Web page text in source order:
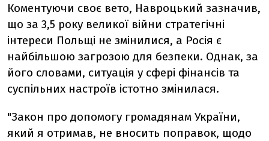
Коментуючи своє вето, Навроцький зазначив,
що за 3,5 року великої війни стратегічні
інтереси Польщі не змінилися, а Росія є
найбільшою загрозою для безпеки. Однак, за
його словами, ситуація у сфері фінансів та
суспільних настроїв істотно змінилася.
"Закон про допомогу громадянам України,
який я отримав, не вносить поправок, щодо